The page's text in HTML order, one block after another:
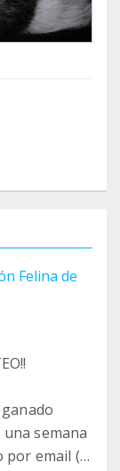
Felina de
semana
por email (